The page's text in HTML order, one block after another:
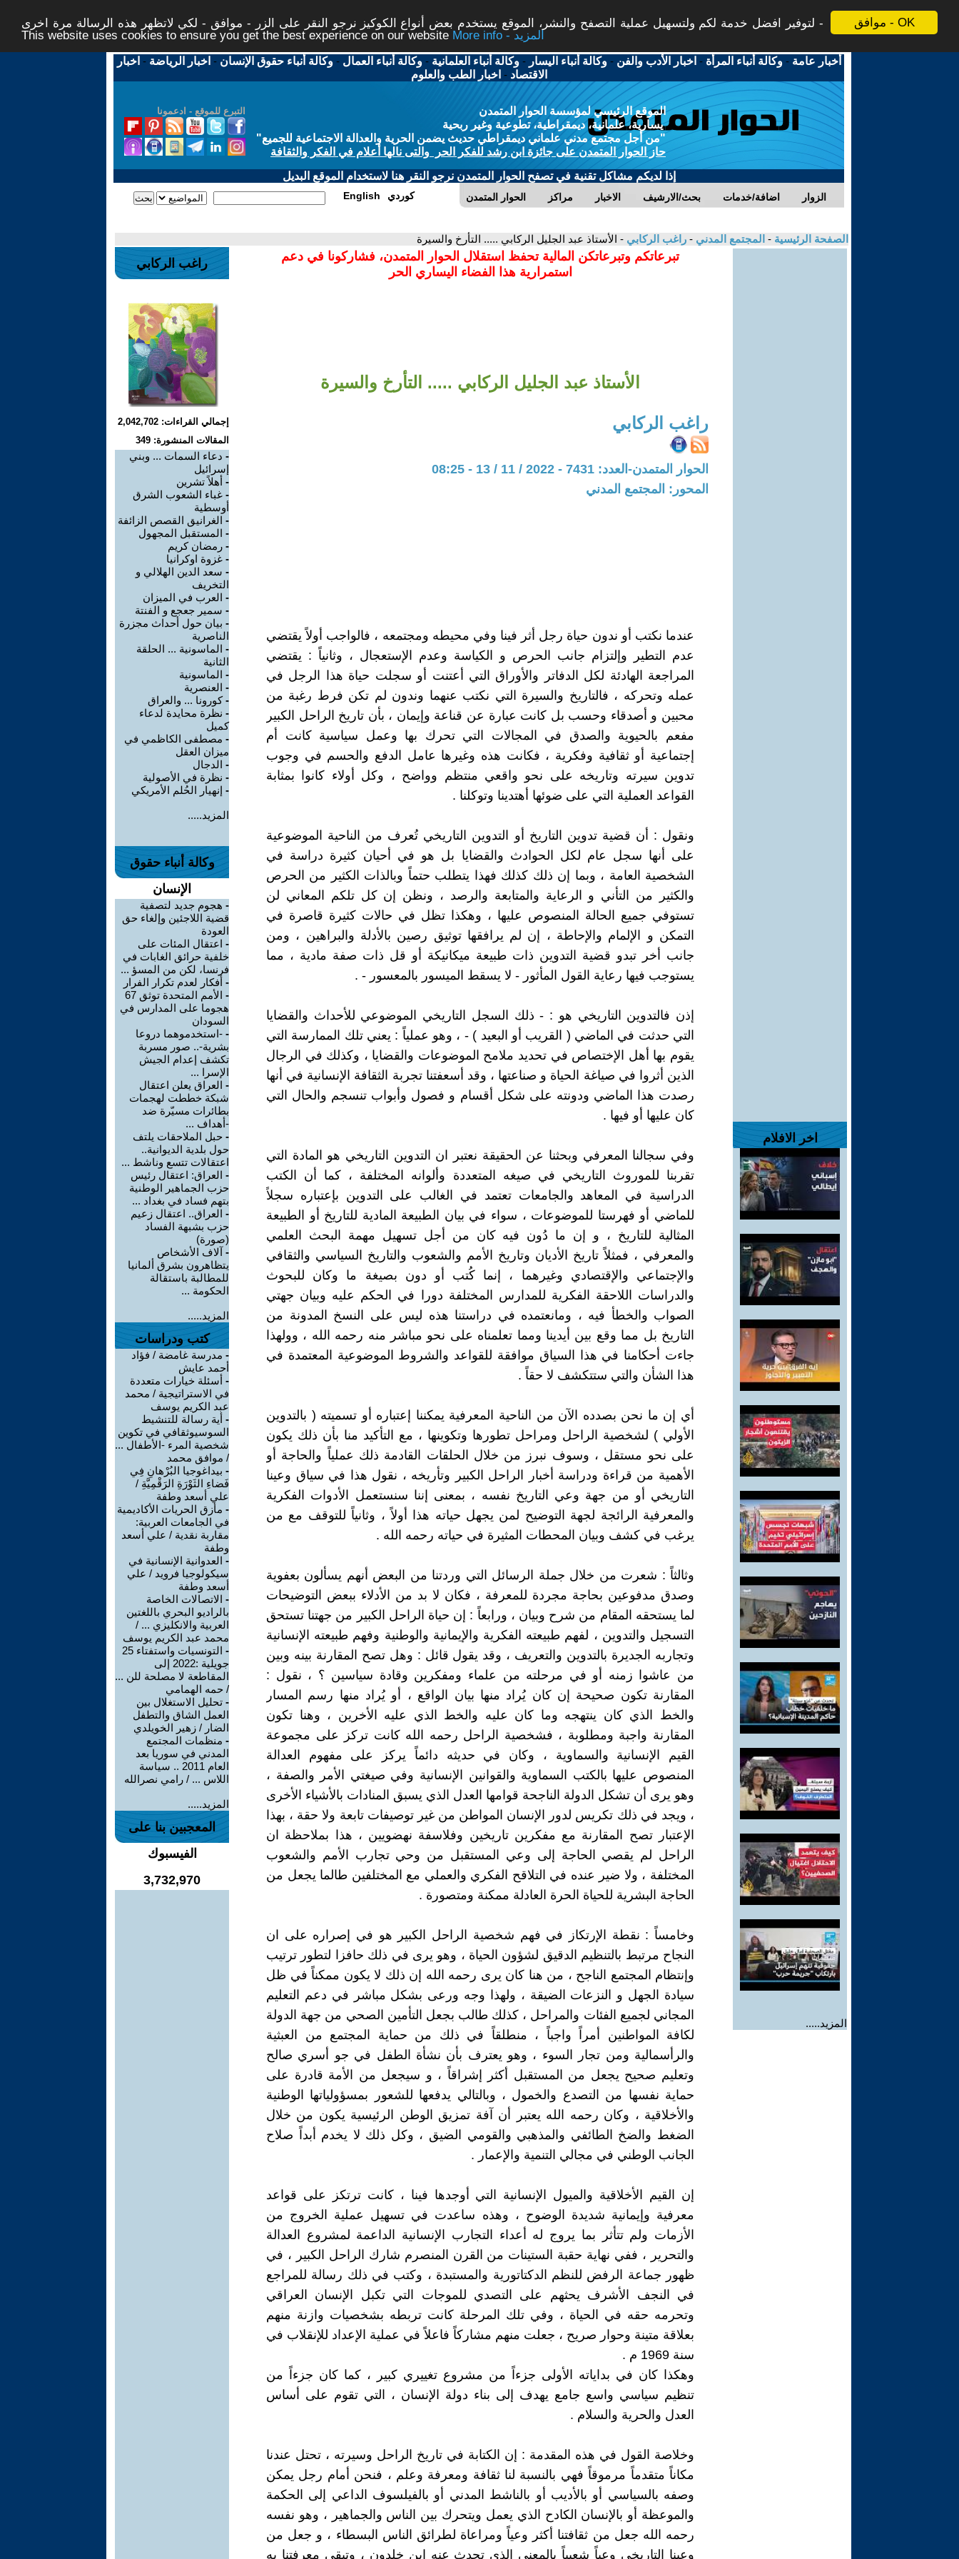
موافق - OK
لتوفير افضل خدمة لكم ولتسهيل عملية التصفح والنشر، الموقع يستخدم بعض أنواع الكوكيز نرجو النقر على الزر - موافق - لكي لاتظهر هذه الرسالة مرة اخرى -
This website uses cookies to ensure you get the best experience on our website
More info - المزيد
أخبار عامة -وكالة أنباء المرأة - اخبار الأدب والفن -وكالة أنباء اليسار -وكالة أنباء العلمانية -وكالة أنباء العمال -وكالة أنباء حقوق الإنسان - اخبار الرياضة - اخبار
الاقتصاد - اخبار الطب والعلوم
التبرع للموقع - ادعمونا
الموقع الرئيسي لمؤسسة الحوار المتمدن
يسارية، علمانية، ديمقراطية، تطوعية وغير ربحية
"من أجل مجتمع مدني علماني ديمقراطي حديث يضمن الحرية والعدالة الاجتماعية للجميع"
حاز الحوار المتمدن على جائزة ابن رشد للفكر الحر والتى نالها أعلام في الفكر والثقافة
إذا لديكم مشاكل تقنية في تصفح الحوار المتمدن نرجو النقر هنا لاستخدام الموقع البديل
الحوار المتمدن مراكز الاخبار بحث/الارشيف اضافة/خدمات الزوار English كوردي
الصفحة الرئيسية - المجتمع المدني - راغب الركابي - الأستاذ عبد الجليل الركابي ..... التأرخ والسيرة
اخر الافلام
المزيد.....
تبرعاتكم وتبرعاتكن المالية تحفظ استقلال الحوار المتمدن، فشاركونا في دعم
استمرارية هذا الفضاء اليساري الحر
الأستاذ عبد الجليل الركابي ..... التأرخ والسيرة
راغب الركابي
الحوار المتمدن-العدد: 7431 - 2022 / 11 / 13 - 08:25
المحور: المجتمع المدني
عندما نكتب أو ندون حياة رجل أثر فينا وفي محيطه ومجتمعه ، فالواجب أولاً يقتضي
عدم التطير وإلتزام جانب الحرص و الكياسة وعدم الإستعجال ، وثانياً : يقتضي
المراجعة الهادئة لكل الدفاتر والأوراق التي أعتنت أو سجلت حياة هذا الرجل في
عمله وتحركه ، فالتاريخ والسيرة التي نكتب عنهما وندون لم تكن فرط رغبة من
محبين و أصدقاء وحسب بل كانت عبارة عن قناعة وإيمان ، بأن تاريخ الراحل الكبير
مفعم بالحيوية والصدق في المجالات التي تحرك بها وعمل سياسية كانت أم
إجتماعية أو ثقافية وفكرية ، فكانت هذه وغيرها عامل الدفع والحسم في وجوب
تدوين سيرته وتاريخه على نحو واقعي منتظم وواضح ، وكل أولاء كانوا بمثابة
القواعد العملية التي على ضوئها أهتدينا وتوكلنا .
ونقول : أن قضية تدوين التاريخ أو التدوين التاريخي تُعرف من الناحية الموضوعية
على أنها سجل عام لكل الحوادث والقضايا بل هو في أحيان كثيرة دراسة في
الشخصية العامة ، وبما إن ذلك كذلك فهذا يتطلب حتماً وبالذات الكثير من الحرص
والكثير من التأني و الرعاية والمتابعة والرصد ، ونظن إن كل تلكم المعاني لن
تستوفي جميع الحالة المنصوص عليها ، وهكذا تظل في حالات كثيرة قاصرة في
التمكن و الإلمام والإحاطة ، إن لم يرافقها توثيق رصين بالأدلة والبراهين ، ومن
جانب أخر تبدو قضية التدوين ذات طبيعة ميكانيكة أو قل ذات صفة مادية ، مما
يستوجب فيها رعاية القول المأثور - لا يسقط الميسور بالمعسور - .
إذن فالتدوين التاريخي هو : - ذلك السجل التاريخي الموضوعي للأحداث والقضايا
التي حدثت في الماضي ( القريب أو البعيد ) - ، وهو عملياً : يعني تلك الممارسة التي
يقوم بها أهل الإختصاص في تحديد ملامح الموضوعات والقضايا ، وكذلك في الرجال
الذين أثروا في صياغة الحياة و صناعتها ، وقد أسعفتنا تجربة الثقافة الإنسانية في أنها
رصدت هذا الماضي ودونته على شكل أقسام و فصول وأبواب تنسجم والحال التي
كان عليها أو فيها .
وفي سجالنا المعرفي وبحثنا عن الحقيقة نعتبر ان التدوين التاريخي هو المادة التي
تقربنا للموروث التاريخي في صيغه المتعددة وألوانه المختلفة ، كما أن الكتب
الدراسية في المعاهد والجامعات تعتمد في الغالب على التدوين بإعتباره سجلاً
للماضي أو فهرستا للموضوعات ، سواء في بيان الطبيعة المادية للتاريخ أو الطبيعة
المثالية للتاريخ ، و إن ما دُون فيه كان من أجل تسهيل مهمة البحث العلمي
والمعرفي ، فمثلاً تاريخ الأديان وتاريخ الأمم والشعوب والتاريخ السياسي والثقافي
والإجتماعي والإقتصادي وغيرهما ، إنما كُتب أو دون بصيغة ما وكان للبحوث
والدراسات اللاحقة الفكرية للمدارس المختلفة دورا في الحكم عليه وبيان جهتي
الصواب والخطأ فيه ، ومانعتمده في دراستنا هذه ليس على النسخ المدونة من
التاريخ بل مما وقع بين أيدينا ومما تعلمناه على نحو مباشر منه رحمه الله ، وولهذا
جاءت أحكامنا في هذا السياق موافقة للقواعد والشروط الموضوعية المعتمدة في
هذا الشأن والتي ستتكشف لا حقاً .
أي إن ما نحن بصدده الآن من الناحية المعرفية يمكننا إعتباره أو تسميته ( بالتدوين
الأولي ) لشخصية الراحل ومراحل تطورها وتكوينها ، مع التأكيد منا بأن ذلك يكون
على نحو مستقل ، وسوف نبرز من خلال الحلقات القادمة ذلك عملياً والحاجة أو
الأهمية من قراءة ودراسة أخبار الراحل الكبير وتأريخه ، نقول هذا في سياق وعينا
التاريخي أو من جهة وعي التاريخ نفسه ، بمعنى إننا سنستعمل الأدوات الفكرية
والمعرفية الرائجة لجهة التوضيح لمن يجهل حياته هذا أولاً ، وثانياً للتوقف مع من
يرغب في كشف وبيان المحطات المثيرة في حياته رحمه الله .
وثالثاً : شعرت من خلال جملة الرسائل التي وردتنا من البعض أنهم يسألون بعفوية
وصدق مدفوعين بحاجة مجردة للمعرفة ، فكان لا بد من الأدلاء ببعض التوضيحات
لما يستحقه المقام من شرح وبيان ، ورابعاً : إن حياة الراحل الكبير من جهتنا تستحق
التسجيل والتدوين ، لفهم طبيعته الفكرية والإيمانية والوطنية وفهم طبيعته الإنسانية
وتجاربه الجديرة بالتدوين والتعريف ، وقد يقول قائل : وهل تصح المقارنة بينه وبين
من عاشوا زمنه أو في مرحلته من علماء ومفكرين وقادة سياسين ؟ ، نقول :
المقارنة تكون صحيحة إن كان يُراد منها بيان الواقع ، أو يُراد منها رسم المسار
والخط الذي كان ينتهجه وما كان عليه والخط الذي عليه الأخرين ، وهنا تكون
المقارنة واجبة ومطلوبة ، فشخصية الراحل رحمه الله كانت تركز على مجموعة
القيم الإنسانية والسماوية ، وكان في حديثه دائماً يركز على مفهوم العدالة
المنصوص عليها بالكتب السماوية والقوانين الإنسانية وفي صيغتي الأمر والصفة ،
وهو يرى أن تشكل الدولة الناجحة قوامها العدل الذي يسبق المنادات بالأشياء الأخرى
، ويجد في ذلك تكريس لدور الإنسان المواطن من غير توصيفات تابعة ولا حقة ، بهذا
الإعتبار تصح المقارنة مع مفكرين تاريخين وفلاسفة نهضويين ، هذا بملاحظة ان
الراحل لم يقصي الحاجة إلى وعي المستقبل من وحي تجارب الأمم والشعوب
المختلفة ، ولا ضير عنده في التلاقح الفكري والعملي مع المختلفين طالما يجعل من
الحاجة البشرية للحياة الحرة العادلة ممكنة ومتصورة .
وخامساً : نقطة الإرتكاز في فهم شخصية الراحل الكبير هو في إصراره على ان
النجاح مرتبط بالتنظيم الدقيق لشؤون الحياة ، وهو يرى في ذلك حافزا لتطور ترتيب
وإنتظام المجتمع الناجح ، من هنا كان يرى رحمه الله إن ذلك لا يكون ممكناً في ظل
سيادة الجهل و النزعات الضيقة ، ولهذا وجه ورعى بشكل مباشر في دعم التعليم
المجاني لجميع الفئات والمراحل ، كذلك طالب بجعل التأمين الصحي من جهة الدولة
لكافة المواطنين أمراً واجباً ، منطلقاً في ذلك من حماية المجتمع من العبثية
والرأسمالية ومن تجار السوء ، وهو يعترف بأن نشأة الطفل في جو أسري صالح
وتعليم صحيح يجعل من المستقبل أكثر إشراقاً ، و سيجعل من الأمة قادرة على
حماية نفسها من التصدع والخمول ، وبالتالي يدفعها للشعور بمسؤولياتها الوطنية
والأخلاقية ، وكان رحمه الله يعتبر أن آفة تمزيق الوطن الرئيسية يكون من خلال
الضغط والضخ الطائفي والمذهبي والقومي الضيق ، وكل ذلك لا يخدم أبداً صلاح
الجانب الوطني في مجالي التنمية والإعمار .
إن القيم الأخلاقية والميول الإنسانية التي أوجدها فينا ، كانت ترتكز على قواعد
معرفية وإيمانية شديدة الوضوح ، وهذه ساعدت في تسهيل عملية الخروج من
الأزمات ولم تتأثر بما يروج له أعداء التجارب الإنسانية الداعمة لمشروع العدالة
والتحرير ، ففي نهاية حقبة الستينات من القرن المنصرم شارك الراحل الكبير ، في
ظهور جماعة الرفض للنظم الدكتاتورية والمستبدة ، وكتب في ذلك رسالة للمراجع
في النجف الأشرف يحثهم على التصدي للموجات التي تكبل الإنسان العراقي
وتحرمه حقه في الحياة ، وفي تلك المرحلة كانت تربطه بشخصيات وازنة منهم
بعلاقة متينة وحوار صريح ، جعلت منهم مشاركاً فاعلاً في عملية الإعداد للإنقلاب في
سنة 1969 م .
وهكذا كان في بداياته الأولى جزءاً من مشروع تغييري كبير ، كما كان جزءاً من
تنظيم سياسي واسع جامع يهدف إلى بناء دولة الإنسان ، التي تقوم على أساس
العدل والحرية والسلام .
وخلاصة القول في هذه المقدمة : إن الكتابة في تاريخ الراحل وسيرته ، تحتل عندنا
مكاناً متقدماً مرموقاً فهي بالنسبة لنا ثقافة ومعرفة وعلم ، فنحن أمام رجل يمكن
وصفه بالسياسي أو بالأديب أو بالناشط المدني أو بالفيلسوف الداعي إلى الحكمة
والموعظة أو بالإنسان الكادح الذي يعمل ويتحرك بين الناس والجماهير ، وهو نفسه
رحمه الله جعل من ثقافتنا أكثر وعياً ومراعاة لطرائق الناس البسطاء ، و جعل من
وعينا التاريخي وعياً شعبياً بالمعنى الذي تحدث عنه ابن خلدون ، وتبقى معرفتنا به
راغب الركابي
إجمالي القراءات: 2,042,702
المقالات المنشورة: 349
- دعاء السمات ... وبني
إسرائيل
- أهلاً تشرين
- غباء الشعوب الشرق
أوسطية
- الغرانيق القصص الزائفة
- المستقبل المجهول
- رمضان كريم
- غزوة اوكرانيا
- سعد الدين الهلالي و
التخريف
- العرب في الميزان
- سمير جعجع و الفنتة
- بيان حول أحداث مجزرة
الناصرية
- الماسونية ... الحلقة
الثانية
- الماسونية
- العنصرية
-كورونا ... والعراق
- نظرة محايدة لدعاء
كميل
- مصطفى الكاظمي في
ميزان العقل
- الدجال
- نظرة في الأصولية
- إنهيار الحُلم الأمريكي
المزيد.....
وكالة أنباء حقوق
الإنسان
- هجوم جديد لتصفية
قضية اللاجئين وإلغاء حق
العودة
- اعتقال المئات على
خلفية حرائق الغابات في
فرنسا، لكن من المسؤ ...
- أفكار لعدم تكرار الفرار
-
الأمم المتحدة توثق 67
هجوما على المدارس في
السودان
- -استخدموهما دروعا
بشرية-.. صور مسربة
تكشف إعدام الجيش
الإسرا ...
- العراق يعلن اعتقال
شبكة خططت لهجمات
بطائرات مسيّرة ضد
-أهداف ...
- حبل الملاحقات يلتف
حول بلدية الديوانية..
اعتقالات تتسع وناشط ...
- العراق: اعتقال رئيس
حزب الجماهير الوطنية
بتهم فساد في بغداد ...
- العراق.. اعتقال زعيم
حزب بشبهة الفساد
(صورة)
- آلاف الأشخاص
يتظاهرون بشرق ألمانيا
للمطالبة باستقالة
الحكومة ...
المزيد.....
كتب ودراسات
- مدرسة غامضة / فؤاد
أحمد عايش
- أسئلة خيارات متعددة
في الاستراتيجية / محمد
عبد الكريم يوسف
- أية رسالة للتنشيط
السوسيوثقافي في تكوين
شخصية المرء -الأطفال ...
/ موافق محمد
- بيداغوجيا البُرْهانِ فِي
فَضاءِ الثَوْرَةِ الرَقْمِيَّةِ /
علي أسعد وطفة
- مأزق الحريات الأكاديمية
في الجامعات العربية:
مقاربة نقدية / علي أسعد
وطفة
- العدوانية الإنسانية في
سيكولوجيا فرويد / علي
أسعد وطفة
- الاتصالات الخاصة
بالراديو البحري باللغتين
العربية والانكليزي ... /
محمد عبد الكريم يوسف
-
التونسيات واستفتاء 25
جويلية :2022 إلى
المقاطعة لا مصلحة للن ...
/ حمه الهمامي
- تحليل الاستغلال بين
العمل الشاق والتطفل
الضار / زهير الخويلدي
- منظمات المجتمع
المدني في سوريا بعد
العام 2011 .. سياسة
اللاس ... / رامي نصرالله
المزيد.....
المعجبين بنا على
الفيسبوك
3,732,970